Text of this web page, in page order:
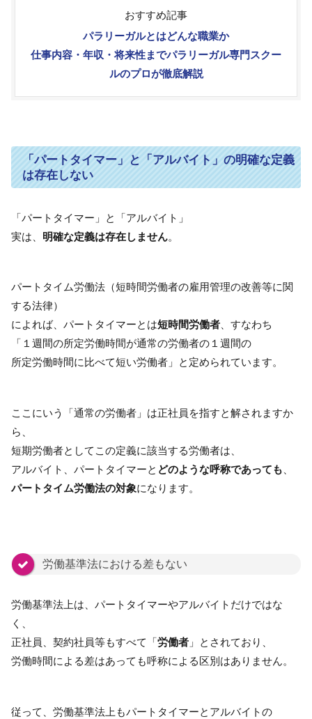
おすすめ記事
パラリーガルとはどんな職業か
仕事内容・年収・将来性までパラリーガル専門スクー
ルのプロが徹底解説
「パートタイマー」と「アルバイト」の明確な定義
は存在しない
「パートタイマー」と「アルバイト」
実は、 明確な定義は存在しません。
パートタイム労働法（短時間労働者の雇用管理の改善等に関
する法律）
によれば、パートタイマーとは短時間労働者、すなわち
「１週間の所定労働時間が通常の労働者の１週間の
所定労働時間に比べて短い労働者」と定められています。
ここにいう「通常の労働者」は正社員を指すと解されますか
ら、
短期労働者としてこの定義に該当する労働者は、
アルバイト、パートタイマーと どのような呼称であっても
パートタイム労働法の対象になります。
労働基準法における差もない
労働基準法上は、パートタイマーやアルバイトだけではな
く、
正社員、契約社員等もすべて「労働者 」とされており、
労働時間による差はあっても呼称による区別はありません。
従って、労働基準法上もパートタイマーとアルバイトの